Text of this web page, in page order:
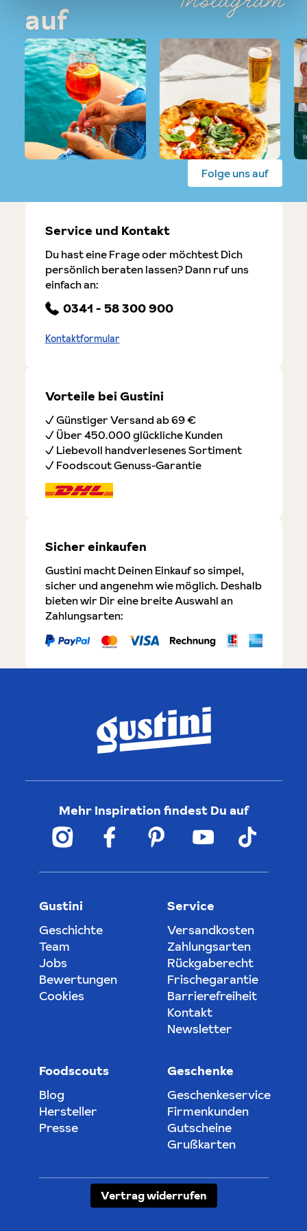
auf
Folge uns auf
Service und Kontakt
Du hast eine Frage oder möchtest Dich
persönlich beraten lassen? Dann ruf uns
einfach an:
0341 - 58 300 900
Kontaktformular
Vorteile bei Gustini
✓ Günstiger Versand ab 69 €
✓ Über 450.000 glückliche Kunden
✓ Liebevoll handverlesenes Sortiment
✓ Foodscout Genuss-Garantie
Sicher einkaufen
Gustini macht Deinen Einkauf so simpel,
sicher und angenehm wie möglich. Deshalb
bieten wir Dir eine breite Auswahl an
Zahlungsarten:
Mehr Inspiration findest Du auf
Gustini
Geschichte
Team
Jobs
Bewertungen
Cookies
Service
Versandkosten
Zahlungsarten
Rückgaberecht
Frischegarantie
Barrierefreiheit
Kontakt
Newsletter
Foodscouts
Blog
Hersteller
Presse
Geschenke
Geschenkeservice
Firmenkunden
Gutscheine
Grußkarten
Vertrag widerrufen